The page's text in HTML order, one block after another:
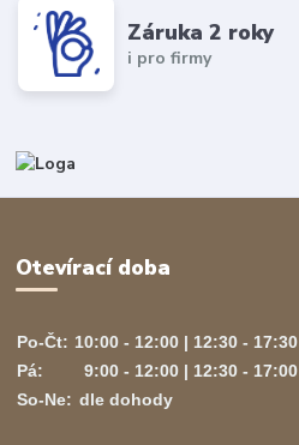
Záruka 2 roky
i pro firmy
Otevírací doba
Po-Čt: 10:00 - 12:00 | 12:30 - 17:30
Pá:
9:00 - 12:00 | 12:30 - 17:00
So-Ne: dle dohody